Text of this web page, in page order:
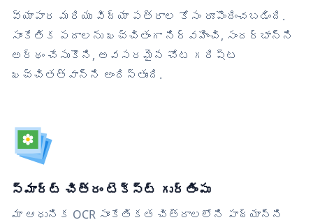
వ్యాపార మరియు విద్యా పత్రాల కోసం రూపొందించబడింది.
సాంకేతిక పదాలను ఖచ్చితంగా నిర్వహించి, సందర్భాన్ని
అర్థం చేసుకొని, అవసరమైన చోట గరిష్ట
ఖచ్చితత్వాన్ని అందిస్తుంది.
స్మార్ట్ చిత్రం టెక్స్ట్ గుర్తింపు
మా ఆధునిక OCR సాంకేతికత చిత్రాలలోని పాఠ్యాన్ని